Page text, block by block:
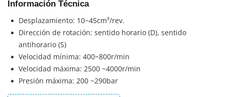
Información Técnica
Desplazamiento: 10~45cm³/rev.
Dirección de rotación: sentido horario (D), sentido
antihorario (S)
Velocidad mínima: 400~800r/min
Velocidad máxima: 2500 ~4000r/min
Presión máxima: 200 ~290bar